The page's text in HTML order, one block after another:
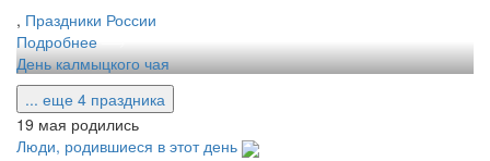
, Праздники России
Подробнее
День калмыцкого чая
... еще 4 праздника
19 мая родились
Люди, родившиеся в этот день